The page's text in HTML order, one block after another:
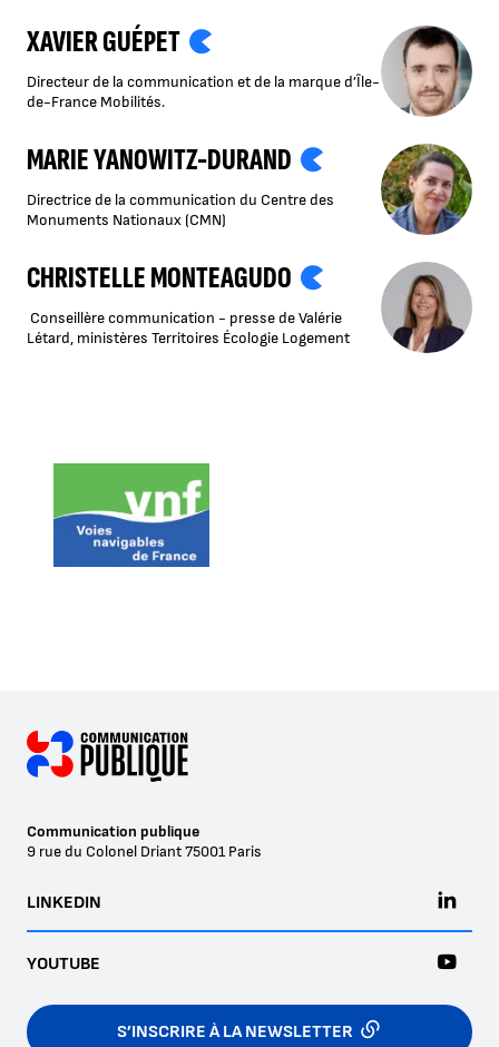
XAVIER GUÉPET
Directeur de la communication et de la marque d’Île-
de-France Mobilités.
MARIE YANOWITZ-DURAND
Directrice de la communication du Centre des
Monuments Nationaux (CMN)
CHRISTELLE MONTEAGUDO
Conseillère communication - presse de Valérie
Létard, ministères Territoires Écologie Logement
Communication publique
9 rue du Colonel Driant75001 Paris
S’INSCRIRE À LA NEWSLETTER
LINKEDIN
YOUTUBE